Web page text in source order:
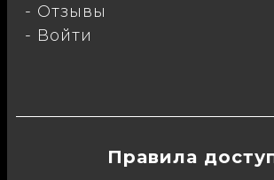
- Отзывы
- Войти
Правила